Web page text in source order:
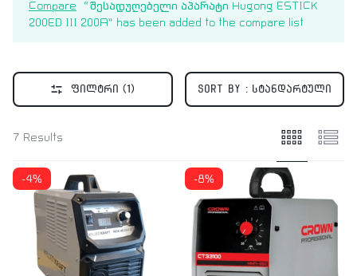
Compare
“შესადუღებელი აპარატი Hugong ESTICK
200ED III 200A” has been added to the compare list
ფილტრი (1) Sort by : სტანდარტული
7 Results
-4% -8%